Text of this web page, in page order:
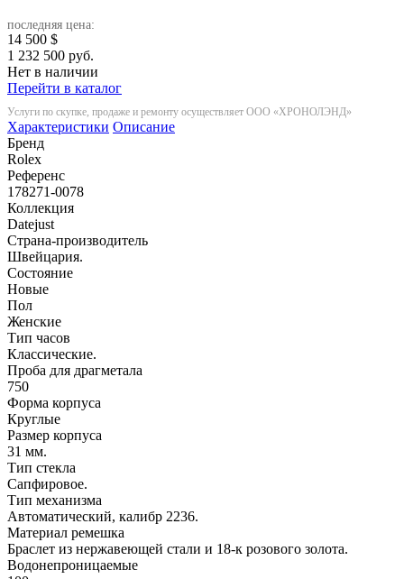
последняя цена:
14 500 $
1 232 500 руб.
Нет в наличии
Перейти в каталог
Услуги по скупке, продаже и ремонту осуществляет ООО «ХРОНОЛЭНД»
Характеристики Описание
Бренд
Rolex
Референс
178271-0078
Коллекция
Datejust
Страна-производитель
Швейцария.
Состояние
Новые
Пол
Женские
Тип часов
Классические.
Проба для драгметала
750
Форма корпуса
Круглые
Размер корпуса
31 мм.
Тип стекла
Сапфировое.
Тип механизма
Автоматический, калибр 2236.
Материал ремешка
Браслет из нержавеющей стали и 18-к розового золота.
Водонепроницаемые